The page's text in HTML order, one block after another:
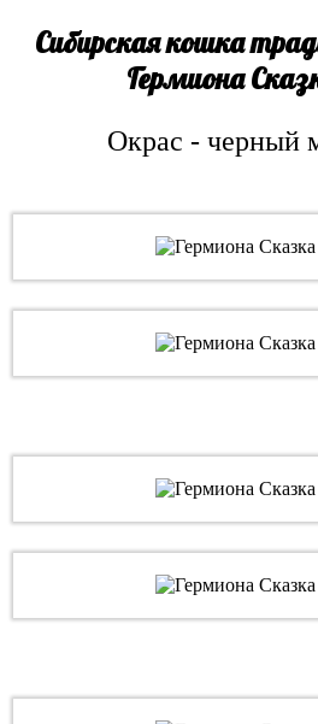
Сибирская кошка
Гермиона
Окрас - черный